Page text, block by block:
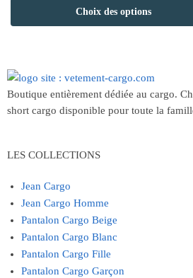
Choix des options
Boutique entièrement dédiée au cargo.
short cargo disponible pour toute la
LES COLLECTIONS
Jean Cargo
Jean Cargo Homme
Pantalon Cargo Beige
Pantalon Cargo Blanc
Pantalon Cargo Fille
Pantalon Cargo Garçon